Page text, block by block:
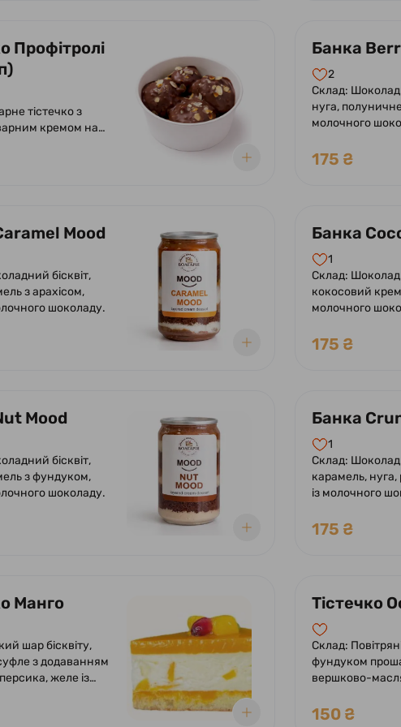
глазур'ю
Полуниця -
і ноткою
солодкою
Профітролі
тістечко з
кремом на
фундучним
Банка
2
Склад:
нуга,
молочного
175 ₴
Mood
бісквіт,
з арахісом,
шоколаду.
Банка
1
Склад:
кокосовий
молочного
175 ₴
Mood
бісквіт,
з фундуком,
шоколаду.
Банка
1
Склад:
карамель,
із молочного
175 ₴
Манго
шар бісквіту,
з додаванням
желе із
Тістечко
Склад:
фундуком
вершково-
та какао.
150 ₴